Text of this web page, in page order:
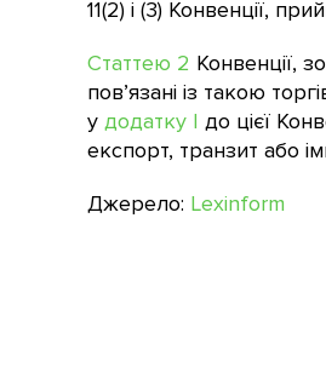
11(2) і (3) Конвенції,
Статтею 2 Конвенції,
пов’язані із такою
у додатку I до цієї
експорт, транзит або
Джерело: Lexinform